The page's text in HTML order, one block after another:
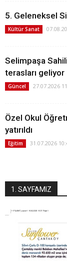
5. Geleneksel
Kültür Sanat
Selimpaşa
terasları geliyor
Güncel 27.07.2026
Özel Okul
yatırıldı
Eğitim 31.07.2026
1. SAYFAMIZ